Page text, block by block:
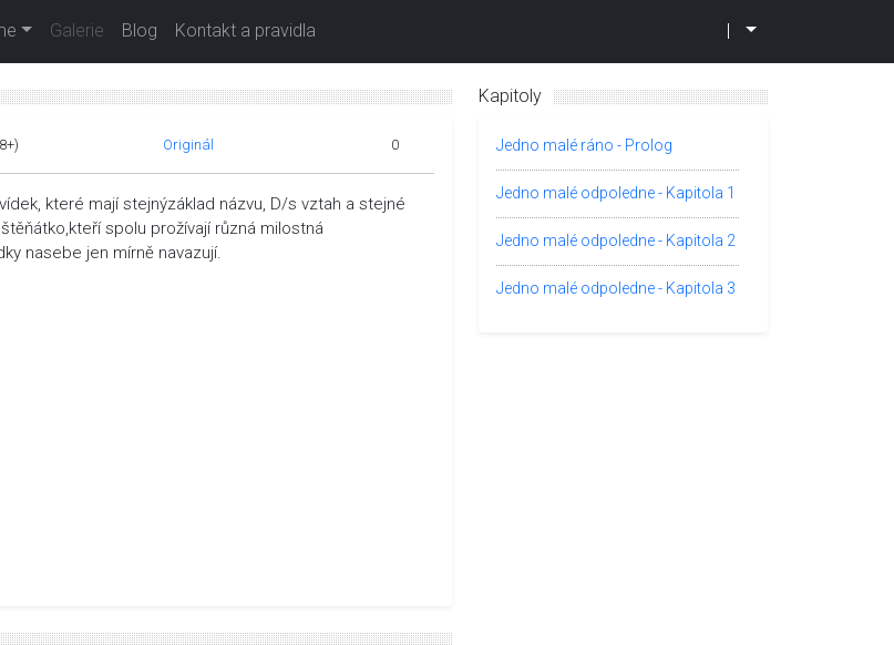
Galerie Blog Kontakt a pravidla
Originál 0
které mají stejnýzáklad názvu, D/s vztah a stejné
spolu prožívají různá milostná
nasebe jen mírně navazují.
Kapitoly
Jedno malé ráno - Prolog
Jedno malé odpoledne - Kapitola 1
Jedno malé odpoledne - Kapitola 2
Jedno malé odpoledne - Kapitola 3